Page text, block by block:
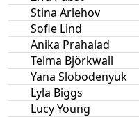
Stina Arlehov
Sofie Lind
Anika Prahalad
Telma Björkwall
Yana Slobodenyuk
Lyla Biggs
Lucy Young